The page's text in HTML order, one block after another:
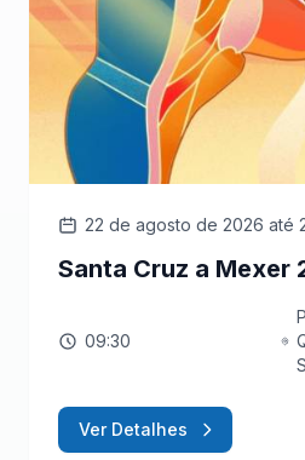
22 de agosto de 2026 até
Santa Cruz a Mexer
09:30
Ver Detalhes